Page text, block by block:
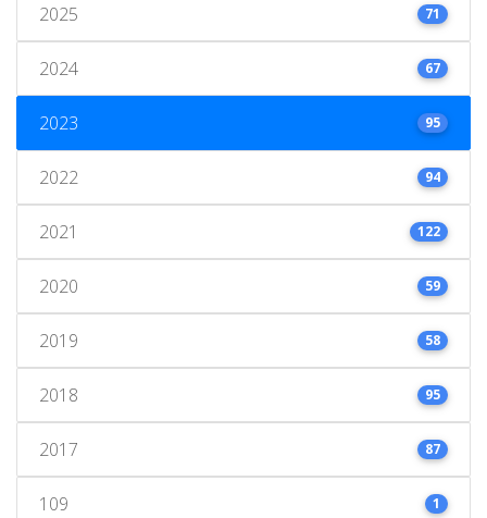
2025 71
2024 67
2023 95
2022 94
2021 122
2020 59
2019 58
2018 95
2017 87
109 1